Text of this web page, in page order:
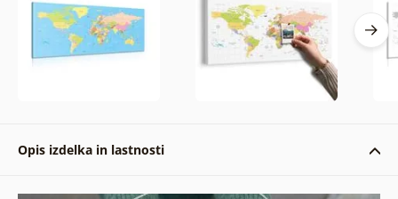
Opis izdelka in lastnosti